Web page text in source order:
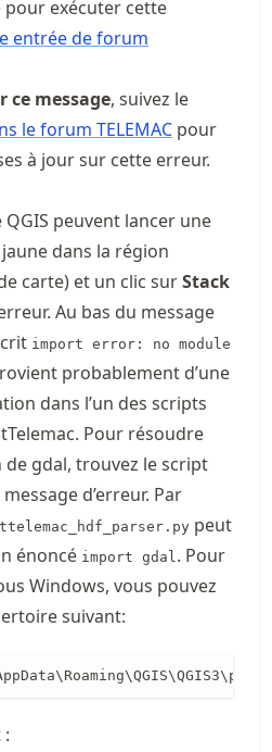
pour exécuter cette
entrée de forum
ce message, suivez le
le forum TELEMAC pour
à jour sur cette erreur.
peuvent lancer une
dans la région
carte) et un clic surStack
Au bas du message
import error: no module
probablement d’une
dans l’un des scripts
Pour résoudre
de gdal, trouvez le script
d’erreur. Par
peut
énoncé import gdal. Pour
Windows, vous pouvez
suivant: